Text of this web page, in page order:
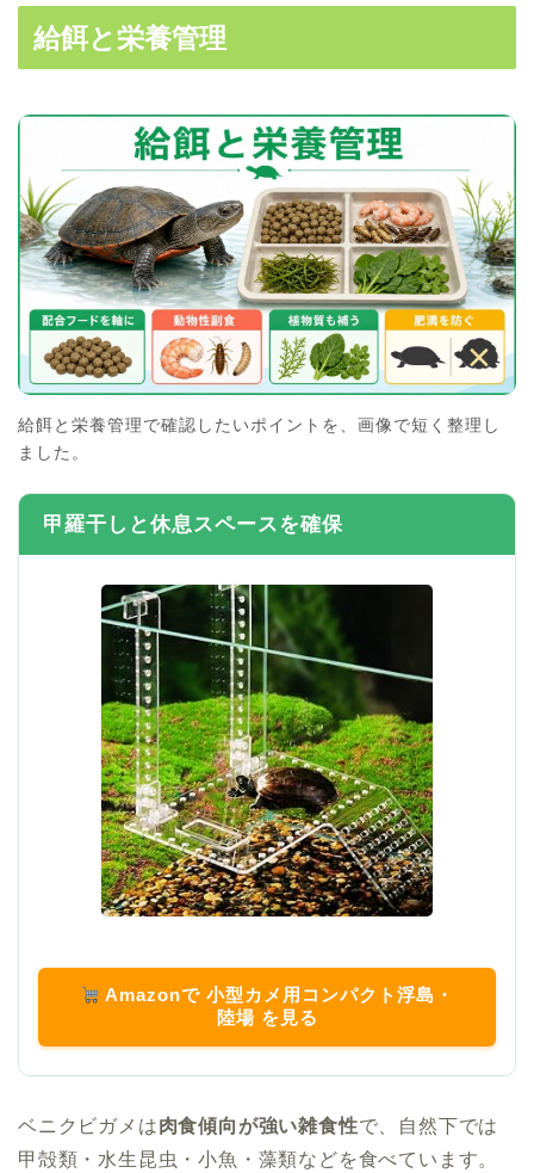
給餌と栄養管理
給餌と栄養管理で確認したいポイントを、画像で短く整理し
ました。
甲羅干しと休息スペースを確保
Amazonで 小型カメ用コンパクト浮島・
陸場 を見る
ベニクビガメは肉食傾向が強い雑食性で、自然下では
甲殻類・水生昆虫・小魚・藻類などを食べています。